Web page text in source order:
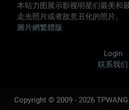
本站力图展示影视明星们最美和
走光照片或者故意丑化的照片。
圖片網繁體版
Login
联系我们
Copyright © 2009 - 2026